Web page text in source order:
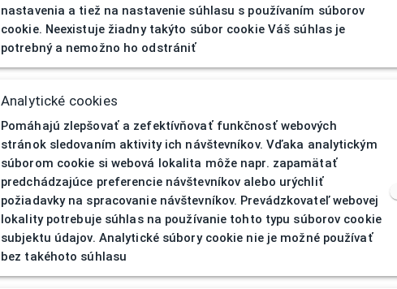
nastavenia a tiež na nastavenie súhlasu s používaním súborov
cookie. Neexistuje žiadny takýto súbor cookie Váš súhlas je
potrebný a nemožno ho odstrániť
Analytické cookies
Pomáhajú zlepšovať a zefektívňovať funkčnosť webových
stránok sledovaním aktivity ich návštevníkov. Vďaka analytickým
súborom cookie si webová lokalita môže napr. zapamätať
predchádzajúce preferencie návštevníkov alebo urýchliť
požiadavky na spracovanie návštevníkov. Prevádzkovateľ webovej
lokality potrebuje súhlas na používanie tohto typu súborov cookie
subjektu údajov. Analytické súbory cookie nie je možné používať
bez takéhoto súhlasu